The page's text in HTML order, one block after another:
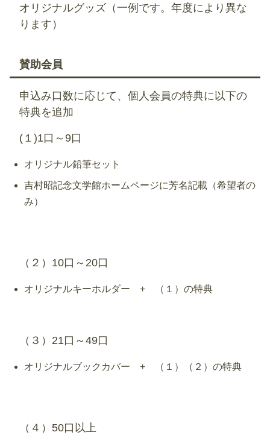
オリジナルグッズ（一例です。年度により異な
ります）
賛助会員
申込み口数に応じて、個人会員の特典に以下の
特典を追加
(１)1口～9口
オリジナル鉛筆セット
吉村昭記念文学館ホームページに芳名記載（希望者の
み）
（２）10口～20口
オリジナルキーホルダー + （１）の特典
（３）21口～49口
オリジナルブックカバー + （１）（２）の特典
（４）50口以上